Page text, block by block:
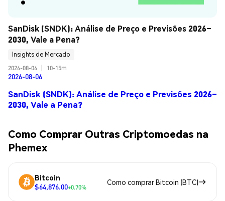
SanDisk (SNDK): Análise de Preço e Previsões 2026–
2030, Vale a Pena?
Insights de Mercado
2026-08-06
10-15m
2026-08-06
SanDisk (SNDK): Análise de Preço e Previsões 2026–
2030, Vale a Pena?
Como Comprar Outras Criptomoedas na
Phemex
Bitcoin
$64,876.00+0.70%
Como comprar Bitcoin (BTC)